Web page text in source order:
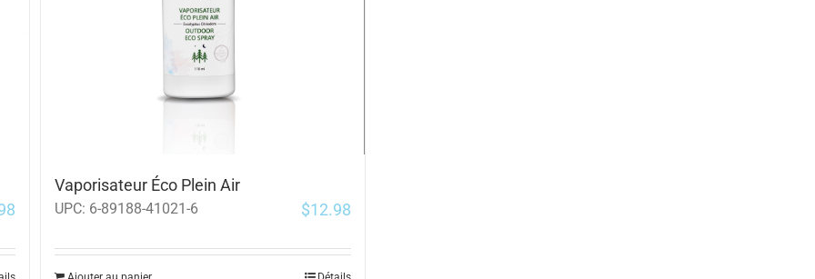
Vaporisateur Éco Plein Air
UPC: 6-89188-41021-6 $12.98